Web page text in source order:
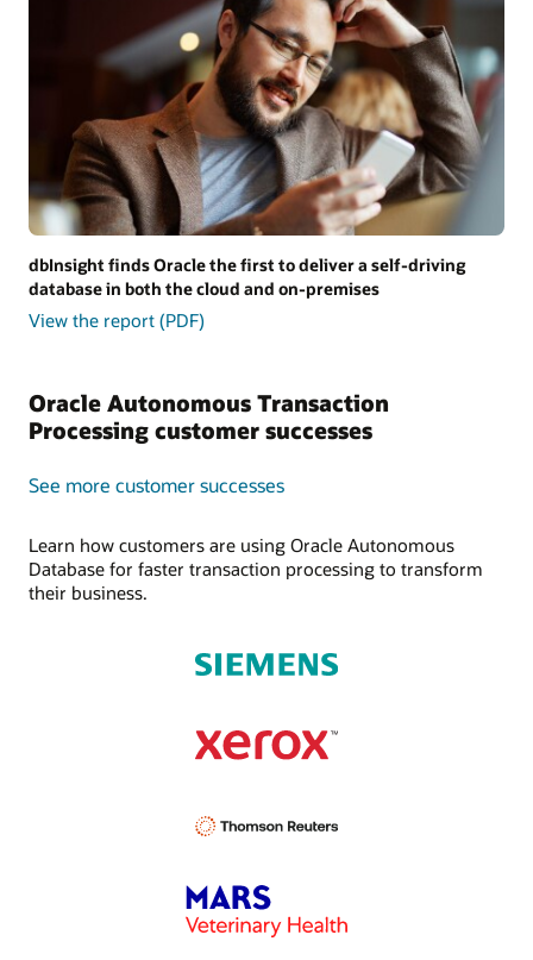
dbInsight finds Oracle the first to deliver a self-driving
database in both the cloud and on-premises
View the report (PDF)
Oracle Autonomous Transaction
Processing customer successes
See more customer successes
Learn how customers are using Oracle Autonomous
Database for faster transaction processing to transform
their business.